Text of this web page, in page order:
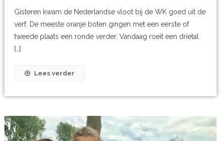
Gisteren kwam de Nederlandse vloot bij de WK goed uit de
verf. De meeste oranje boten gingen met een eerste of
tweede plaats een ronde verder. Vandaag roeit een drietal
[…]
Lees verder